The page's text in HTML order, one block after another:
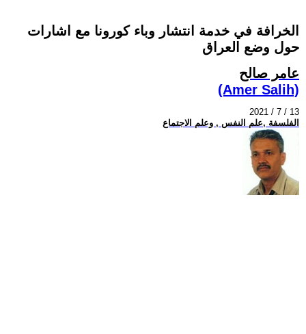
الخرافة في خدمة انتشار وباء كورونا مع اشارات
حول وضع العراق
عامر صالح
(Amer Salih)
2021 / 7 / 13
الفلسفة ,علم النفس , وعلم الاجتماع